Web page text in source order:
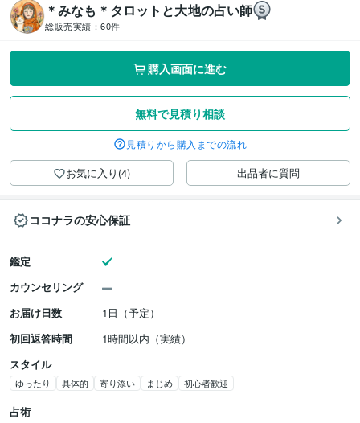
＊みなも＊タロットと大地の占い師
総販売実績： 60件
購入画面に進む
無料で見積り相談
見積りから購入までの流れ
お気に入り(4) 出品者に質問
ココナラの安心保証
鑑定
カウンセリング
お届け日数
1日（予定）
初回返答時間
1時間以内（実績）
スタイル
ゆったり 具体的 寄り添い まじめ 初心者歓迎
占術